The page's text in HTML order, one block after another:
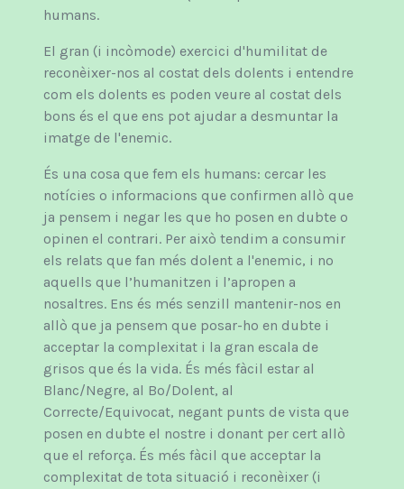
humans.
El gran (i incòmode) exercici d'humilitat de
reconèixer-nos al costat dels dolents i entendre
com els dolents es poden veure al costat dels
bons és el que ens pot ajudar a desmuntar la
imatge de l'enemic.
És una cosa que fem els humans: cercar les
notícies o informacions que confirmen allò que
ja pensem i negar les que ho posen en dubte o
opinen el contrari. Per això tendim a consumir
els relats que fan més dolent a l'enemic, i no
aquells que l’humanitzen i l’apropen a
nosaltres. Ens és més senzill mantenir-nos en
allò que ja pensem que posar-ho en dubte i
acceptar la complexitat i la gran escala de
grisos que és la vida. És més fàcil estar al
Blanc/Negre, al Bo/Dolent, al
Correcte/Equivocat, negant punts de vista que
posen en dubte el nostre i donant per cert allò
que el reforça. És més fàcil que acceptar la
complexitat de tota situació i reconèixer (i